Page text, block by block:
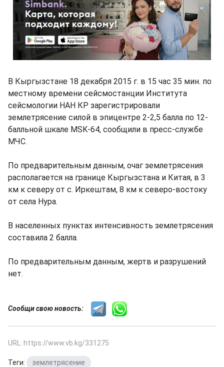
В Кыргызстане 18 декабря 2015 г. в 15 час 35 мин. по
местному времени сейсмостанции Института
сейсмологии НАН КР зарегистрировали
землетрясение силой в эпицентре 2-2,5 балла по 12-
балльной шкале MSK-64, сообщили в пресс-службе
МЧС.
По предварительным данным, очаг землетрясения
располагается на границе Кыргызстана и Китая, в 3
км к северу от с. Иркештам, 8 км к северо-востоку
от села Нура.
В населенных пунктах интенсивность землетрясения
составила 2 балла.
По предварительным данным, жертв и разрушений
нет.
Сообщи свою новость:
URL: https://www.vb.kg/331275
Теги: землетрясение